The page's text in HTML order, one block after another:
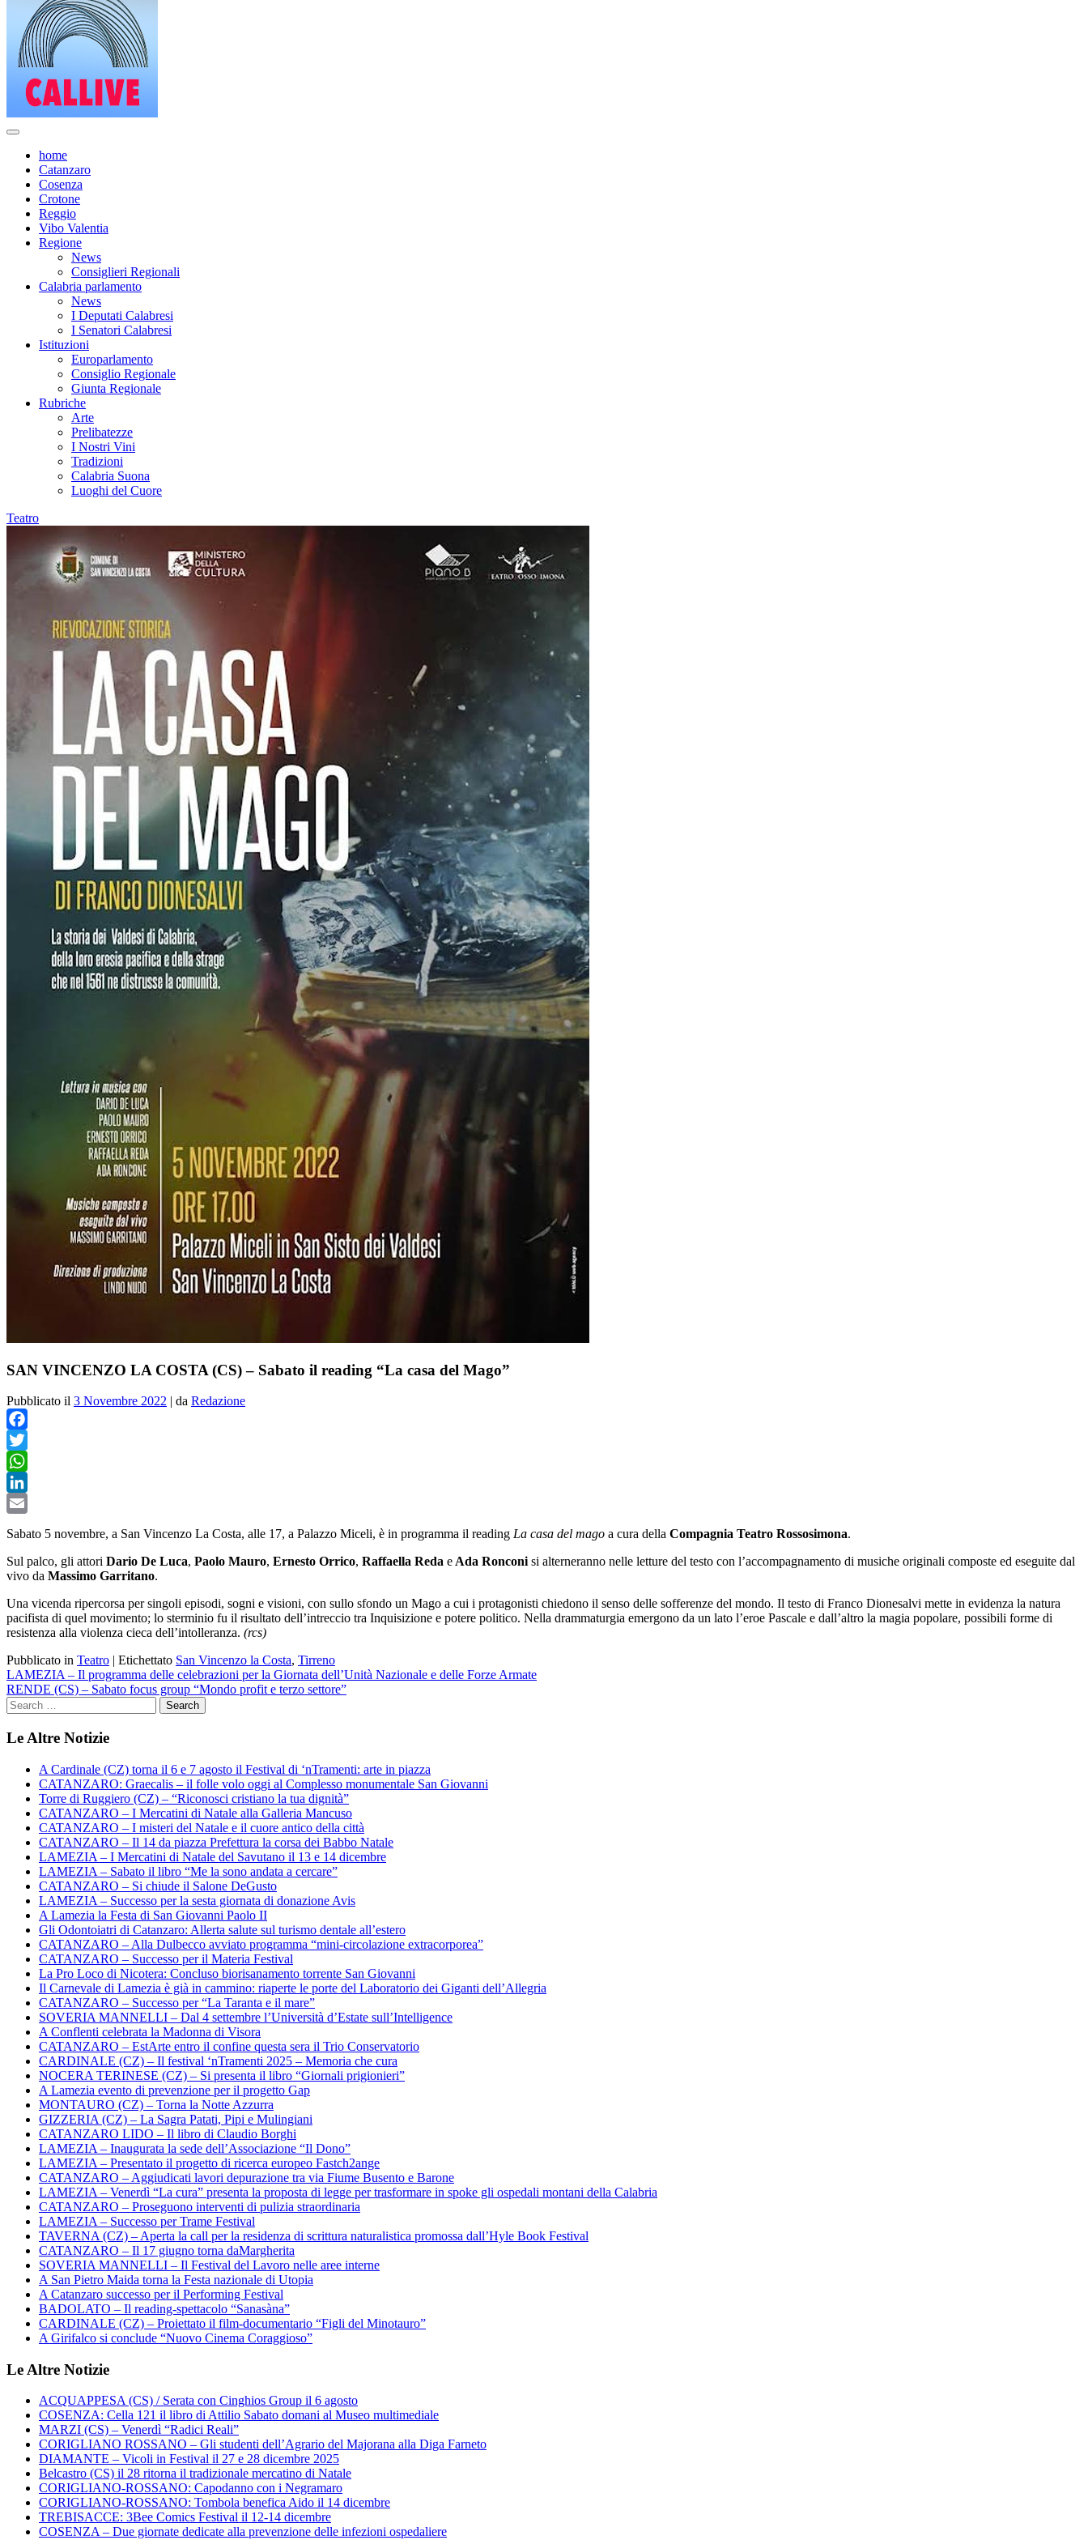
home
Catanzaro
Cosenza
Crotone
Reggio
Vibo Valentia
Regione
News
Consiglieri Regionali
Calabria parlamento
News
I Deputati Calabresi
I Senatori Calabresi
Istituzioni
Europarlamento
Consiglio Regionale
Giunta Regionale
Rubriche
Arte
Prelibatezze
I Nostri Vini
Tradizioni
Calabria Suona
Luoghi del Cuore
Teatro
SAN VINCENZO LA COSTA (CS) – Sabato il reading “La casa del Mago”
Pubblicato il 3 Novembre 2022 | da Redazione
Facebook
Twitter
WhatsApp
LinkedIn
Sabato 5 novembre, a San Vincenzo La Costa, alle 17, a Palazzo Miceli, è in programma il reading La casa del mago a cura della Compagnia Teatro Rossosimona.
Sul palco, gli attori Dario De Luca, Paolo Mauro, Ernesto Orrico, Raffaella Reda eAda Ronconisi alterneranno nelle letture del testo con l’accompagnamento di musiche originali composte ed eseguite dal
vivo da Massimo Garritano.
Una vicenda ripercorsa per singoli episodi, sogni e visioni, con sullo sfondo un Mago a cui i protagonisti chiedono il senso delle sofferenze del mondo. Il testo di Franco Dionesalvi mette in evidenza la natura
pacifista di quel movimento; lo sterminio fu il risultato dell’intreccio tra Inquisizione e potere politico. Nella drammaturgia emergono da un lato l’eroe Pascale e dall’altro la magia popolare, possibili forme di
resistenza alla violenza cieca dell’intolleranza. (rcs)
Pubblicato in Teatro | Etichettato San Vincenzo la Costa, Tirreno
Navigazione
articoli
LAMEZIA – Il programma delle celebrazioni per la Giornata dell’Unità Nazionale e delle Forze Armate
RENDE (CS) – Sabato focus group “Mondo profit e terzo settore”
Le Altre Notizie
A Cardinale (CZ) torna il 6 e 7 agosto il Festival di ‘nTramenti: arte in piazza
CATANZARO: Graecalis – il folle volo oggi al Complesso monumentale San Giovanni
Torre di Ruggiero (CZ) – “Riconosci cristiano la tua dignità”
CATANZARO – I Mercatini di Natale alla Galleria Mancuso
CATANZARO – I misteri del Natale e il cuore antico della città
CATANZARO – Il 14 da piazza Prefettura la corsa dei Babbo Natale
LAMEZIA – I Mercatini di Natale del Savutano il 13 e 14 dicembre
LAMEZIA – Sabato il libro “Me la sono andata a cercare”
CATANZARO – Si chiude il Salone DeGusto
LAMEZIA – Successo per la sesta giornata di donazione Avis
A Lamezia la Festa di San Giovanni Paolo II
Gli Odontoiatri di Catanzaro: Allerta salute sul turismo dentale all’estero
CATANZARO – Alla Dulbecco avviato programma “mini-circolazione extracorporea”
CATANZARO – Successo per il Materia Festival
La Pro Loco di Nicotera: Concluso biorisanamento torrente San Giovanni
Il Carnevale di Lamezia è già in cammino: riaperte le porte del Laboratorio dei Giganti dell’Allegria
CATANZARO – Successo per “La Taranta e il mare”
SOVERIA MANNELLI – Dal 4 settembre l’Università d’Estate sull’Intelligence
A Conflenti celebrata la Madonna di Visora
CATANZARO – EstArte entro il confine questa sera il Trio Conservatorio
CARDINALE (CZ) – Il festival ‘nTramenti 2025 – Memoria che cura
NOCERA TERINESE (CZ) – Si presenta il libro “Giornali prigionieri”
A Lamezia evento di prevenzione per il progetto Gap
MONTAURO (CZ) – Torna la Notte Azzurra
GIZZERIA (CZ) – La Sagra Patati, Pipi e Mulingiani
CATANZARO LIDO – Il libro di Claudio Borghi
LAMEZIA – Inaugurata la sede dell’Associazione “Il Dono”
LAMEZIA – Presentato il progetto di ricerca europeo Fastch2ange
CATANZARO – Aggiudicati lavori depurazione tra via Fiume Busento e Barone
LAMEZIA – Venerdì “La cura” presenta la proposta di legge per trasformare in spoke gli ospedali montani della Calabria
CATANZARO – Proseguono interventi di pulizia straordinaria
LAMEZIA – Successo per Trame Festival
TAVERNA (CZ) – Aperta la call per la residenza di scrittura naturalistica promossa dall’Hyle Book Festival
CATANZARO – Il 17 giugno torna daMargherita
SOVERIA MANNELLI – Il Festival del Lavoro nelle aree interne
A San Pietro Maida torna la Festa nazionale di Utopia
A Catanzaro successo per il Performing Festival
BADOLATO – Il reading-spettacolo “Sanasàna”
CARDINALE (CZ) – Proiettato il film-documentario “Figli del Minotauro”
A Girifalco si conclude “Nuovo Cinema Coraggioso”
Le Altre Notizie
ACQUAPPESA (CS) / Serata con Cinghios Group il 6 agosto
COSENZA: Cella 121 il libro di Attilio Sabato domani al Museo multimediale
MARZI (CS) – Venerdì “Radici Reali”
CORIGLIANO ROSSANO – Gli studenti dell’Agrario del Majorana alla Diga Farneto
DIAMANTE – Vicoli in Festival il 27 e 28 dicembre 2025
Belcastro (CS) il 28 ritorna il tradizionale mercatino di Natale
CORIGLIANO-ROSSANO: Capodanno con i Negramaro
CORIGLIANO-ROSSANO: Tombola benefica Aido il 14 dicembre
TREBISACCE: 3Bee Comics Festival il 12-14 dicembre
COSENZA – Due giornate dedicate alla prevenzione delle infezioni ospedaliere